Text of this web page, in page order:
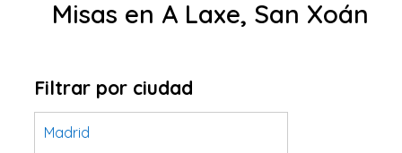
Misas en A Laxe, San Xoán
Filtrar por ciudad
Madrid